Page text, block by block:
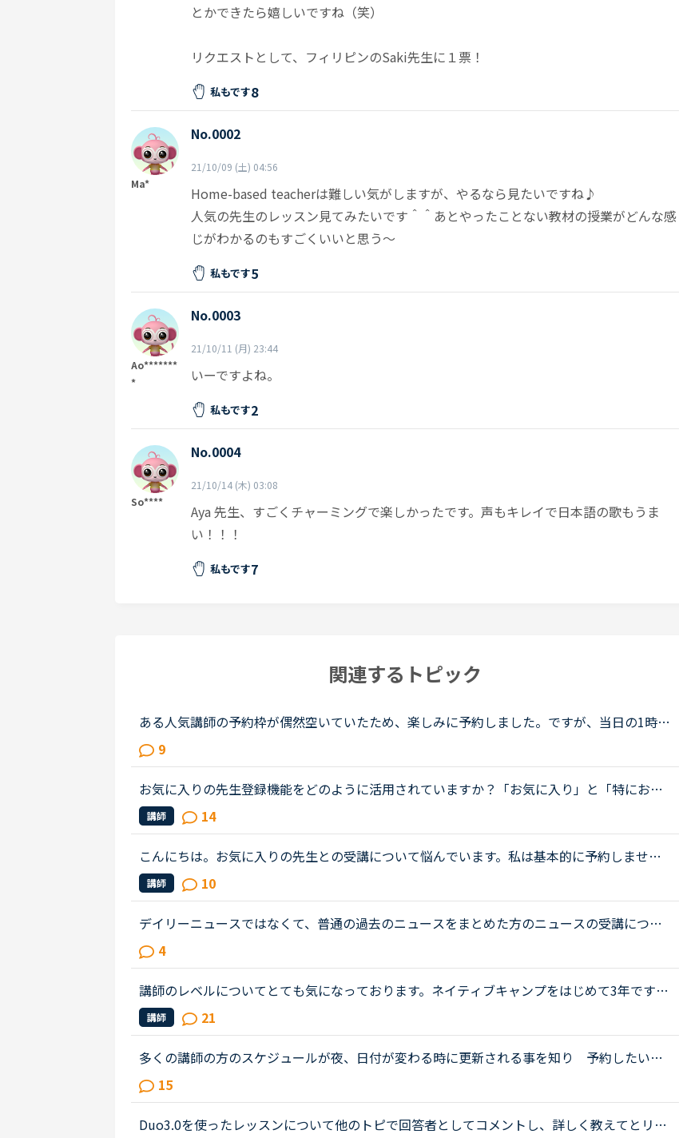
とかできたら嬉しいですね（笑）
リクエストとして、フィリピンのSaki先生に１票！
私もです8
Ma*
No.0002
21/10/09 (土) 04:56
Home-based teacherは難しい気がしますが、やるなら見たいですね♪
人気の先生のレッスン見てみたいです＾＾あとやったことない教材の授業がどんな感
じがわかるのもすごくいいと思う～
私もです5
Ao*******
*
No.0003
21/10/11 (月) 23:44
いーですよね。
私もです2
So****
No.0004
21/10/14 (木) 03:08
Aya 先生、すごくチャーミングで楽しかったです。声もキレイで日本語の歌もうま
い！！！
私もです7
関連するトピック
ある人気講師の予約枠が偶然空いていたため、楽しみに予約しました。ですが、当日の1時間
前に講師都合によるレッスンキャンセルにより、講師が変更になったと通知が来ました。と
ても残念に思い、他の日時に予約し...
9
お気に入りの先生登録機能をどのように活用されていますか？「お気に入り」と「特にお気
に入り」のパターンが欲しいと思うことないですか？★★★★私は「この先生、またレッス
ン受けたいな」と思うとお気に入りに登...
講師 14
こんにちは。お気に入りの先生との受講について悩んでいます。私は基本的に予約しませ
ん。時間が自由になる仕事なので受講したいと思えば好きな時に出来ると言う事と、コイン
購入のお金の余裕がない為です。お気...
講師 10
デイリーニュースではなくて、普通の過去のニュースをまとめた方のニュースの受講につい
て、受講経験のある方教えてください。昨日初めてニュース中級を3つ受けました。スクリプ
トを見ずに、最初にオーディオを聞...
4
講師のレベルについてとても気になっております。ネイティブキャンプをはじめて3年です。
文法と発音の基礎から始めてきたおかげで、段々と言いたいことを表現でき、先生の話して
いることもほぼ理解できるようにな...
講師 21
多くの講師の方のスケジュールが夜、日付が変わる時に更新される事を知り 予約したい場
合は頑張ってその時間まで起きていて 予約するようになりました。ただ、それ以前の生活
習慣とがらりと変わり やや不健康...
15
Duo3.0を使ったレッスンについて他のトピで回答者としてコメントし、詳しく教えてとリク